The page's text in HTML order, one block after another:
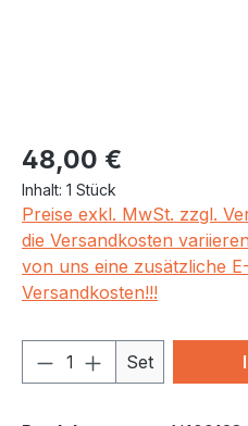
Regulärer Preis:
48,00 €
Inhalt: 1 Stück
Preise exkl. MwSt. zzgl.
die Versandkosten
von uns eine zusätzliche
Versandkosten!!!
Produkt Anzahl:
Set